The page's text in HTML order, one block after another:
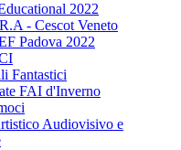
2022
- Cescot Veneto
Padova 2022
Fantastici
FAI d'Inverno
Audiovisivo e